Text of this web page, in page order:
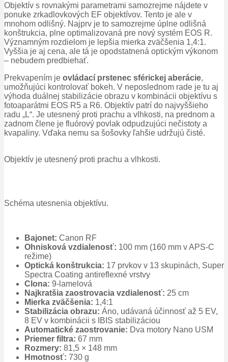
Objektív s rovnakými parametrami samozrejme nájdete v
ponuke zrkadlovkových EF objektívov. Tento je ale v
mnohom odlišný. Najprv je to samozrejme úplne odlišná
konštrukcia, plne optimalizovaná pre nový systém EOS R.
Významným rozdielom je lepšia mierka zväčšenia 1,4:1.
Vyššia je aj cena, ale tá je opodstatnená optickým výkonom
– nebudem predbiehať.
Prekvapením je ovládací prstenec sférickej aberácie,
umožňujúci kontrolovať bokeh. V neposlednom rade je tu aj
výhoda duálnej stabilizácie obrazu v kombinácii objektívu s
fotoaparátmi EOS R5 a R6. Objektív patrí do najvyššieho
radu „L“. Je utesnený proti prachu a vlhkosti, na prednom a
zadnom člene je fluórový povlak odpudzujúci nečistoty a
kvapaliny. Vďaka nemu sa šošovky ľahšie udržujú čisté.
Objektív je utesnený proti prachu a vlhkosti.
Schéma utesnenia objektívu.
Bajonet: Canon RF
Ohnisková vzdialenosť: 100 mm (160 mm v APS-C
režime)
Optická konštrukcia: 17 prvkov v 13 skupinách, Super
Spectra Coating antireflexné vrstvy
Clona: 9-lamelová
Najkratšia zaostrovacia vzdialenosť: 25 cm
Mierka zväčšenia: 1,4:1
Stabilizácia obrazu: Áno, udávaná účinnosť až 5 EV,
8 EV v kombinácii s IBIS stabilizáciou
Automatické zaostrovanie: Dva motory Nano USM
Priemer filtra: 67 mm
Rozmery: 81,5 × 148 mm
Hmotnosť: 730 g